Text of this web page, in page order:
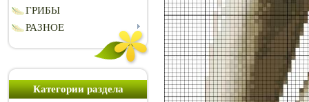
ГРИБЫ
РАЗНОЕ
Категории раздела